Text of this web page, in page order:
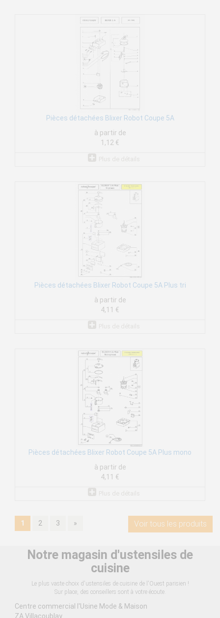
Pièces détachées Blixer Robot Coupe 5A
à partir de
1,12 €
Pièces détachées Blixer Robot Coupe 5A Plus tri
à partir de
4,11 €
Pièces détachées Blixer Robot Coupe 5A Plus mono
à partir de
4,11 €
1 2 3 » Voir tous les produits
Notre magasin d'ustensiles de
cuisine
Le plus vaste choix d'ustensiles de cuisine de l'Ouest parisien !
Sur place, des conseillers sont à votre écoute.
Centre commercial l'Usine Mode & Maison
ZA Villacoublay